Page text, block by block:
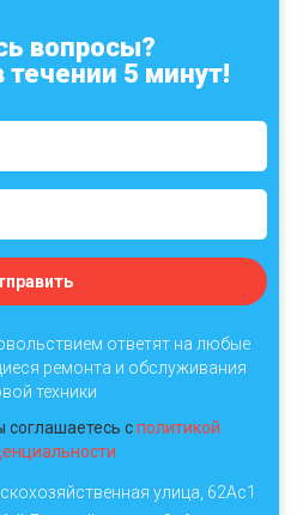
вопросы?
течении 5 минут!
ответят на любые
ремонта и обслуживания
техники
сполитикой
улица, 62Ас1